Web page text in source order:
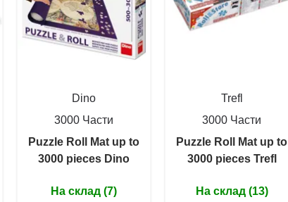
Dino
3000 Части
Puzzle Roll Mat up to
3000 pieces Dino
На склад (7)
Trefl
3000 Части
Puzzle Roll Mat up to
3000 pieces Trefl
На склад (13)